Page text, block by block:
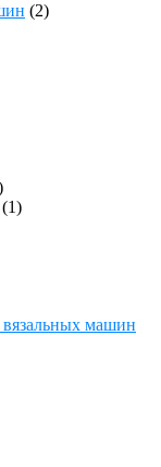
(2)
(1)
машин